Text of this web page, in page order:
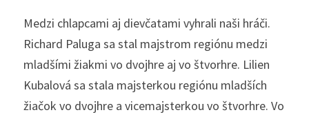
Medzi chlapcami aj dievčatami vyhrali naši hráči.
Richard Paluga sa stal majstrom regiónu medzi
mladšími žiakmi vo dvojhre aj vo štvorhre. Lilien
Kubalová sa stala majsterkou regiónu mladších
žiačok vo dvojhre a vicemajsterkou vo štvorhre. Vo